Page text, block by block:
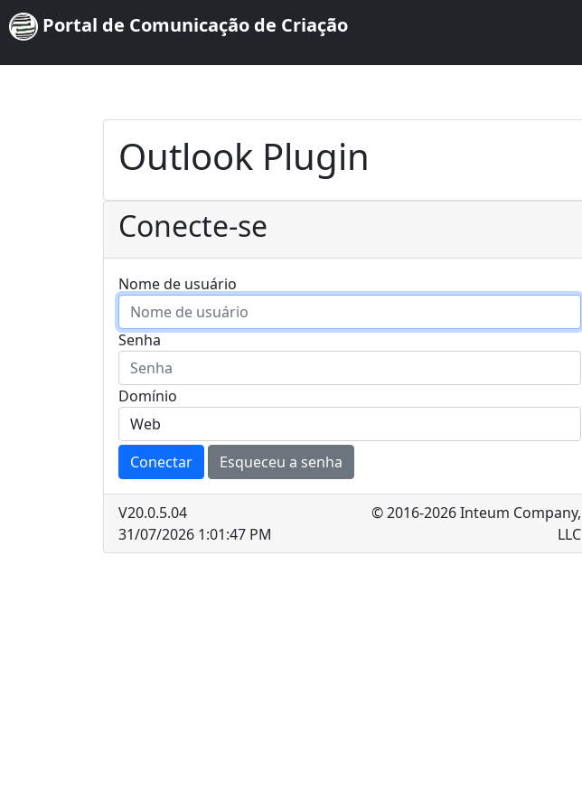
Portal de Comunicação de Criação
Outlook Plugin
Conecte-se
Nome de usuário
Senha
Domínio
Conectar Esqueceu a senha
V20.0.5.04
31/07/2026 1:01:47 PM
© 2016-2026 Inteum Company,
LLC